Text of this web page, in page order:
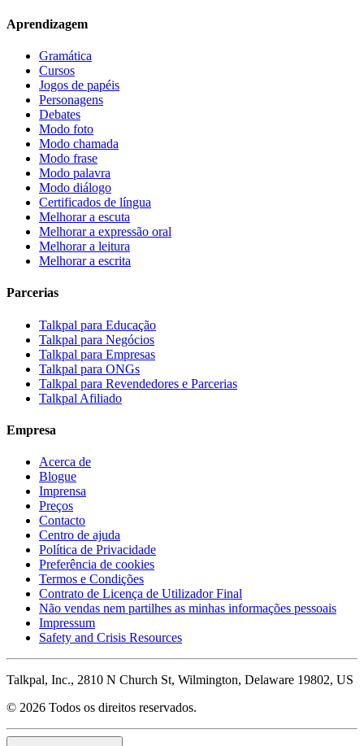
Aprendizagem
Gramática
Cursos
Jogos de papéis
Personagens
Debates
Modo foto
Modo chamada
Modo frase
Modo palavra
Modo diálogo
Certificados de língua
Melhorar a escuta
Melhorar a expressão oral
Melhorar a leitura
Melhorar a escrita
Parcerias
Talkpal para Educação
Talkpal para Negócios
Talkpal para Empresas
Talkpal para ONGs
Talkpal para Revendedores e Parcerias
Talkpal Afiliado
Empresa
Acerca de
Blogue
Imprensa
Preços
Contacto
Centro de ajuda
Política de Privacidade
Preferência de cookies
Termos e Condições
Contrato de Licença de Utilizador Final
Não vendas nem partilhes as minhas informações pessoais
Impressum
Safety and Crisis Resources
Talkpal, Inc., 2810 N Church St, Wilmington, Delaware 19802, US
© 2026 Todos os direitos reservados.